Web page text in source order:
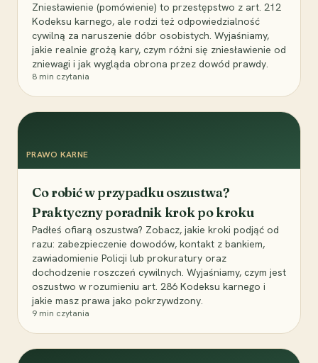
Zniesławienie (pomówienie) to przestępstwo z art. 212
Kodeksu karnego, ale rodzi też odpowiedzialność
cywilną za naruszenie dóbr osobistych. Wyjaśniamy,
jakie realnie grożą kary, czym różni się zniesławienie od
zniewagi i jak wygląda obrona przez dowód prawdy.
8 min czytania
PRAWO KARNE
Co robić w przypadku oszustwa?
Praktyczny poradnik krok po kroku
Padłeś ofiarą oszustwa? Zobacz, jakie kroki podjąć od
razu: zabezpieczenie dowodów, kontakt z bankiem,
zawiadomienie Policji lub prokuratury oraz
dochodzenie roszczeń cywilnych. Wyjaśniamy, czym jest
oszustwo w rozumieniu art. 286 Kodeksu karnego i
jakie masz prawa jako pokrzywdzony.
9 min czytania